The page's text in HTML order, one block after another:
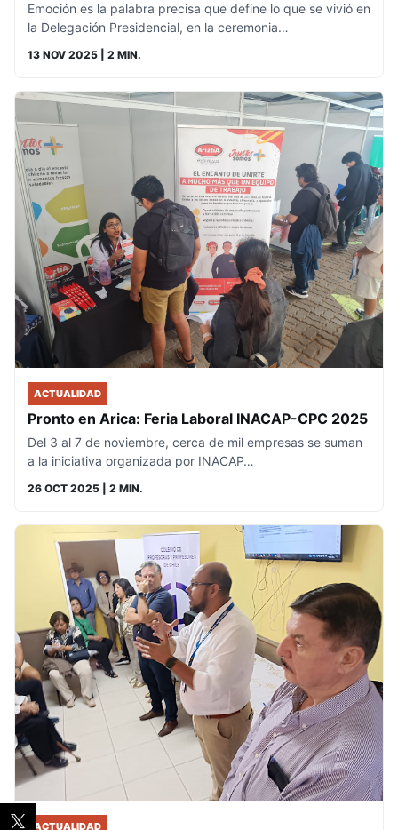
Emoción es la palabra precisa que define lo que se vivió en
la Delegación Presidencial, en la ceremonia…
13 NOV 2025 | 2 MIN.
ACTUALIDAD
Pronto en Arica: Feria Laboral INACAP-CPC 2025
Del 3 al 7 de noviembre, cerca de mil empresas se suman
a la iniciativa organizada por INACAP…
26 OCT 2025 | 2 MIN.
ACTUALIDAD